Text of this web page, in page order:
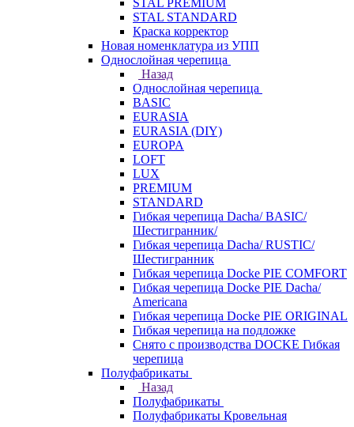
STAL PREMIUM
STAL STANDARD
Краска корректор
Новая номенклатура из УПП
Однослойная черепица
Назад
Однослойная черепица
BASIC
EURASIA
EURASIA (DIY)
EUROPA
LOFT
LUX
PREMIUM
STANDARD
Гибкая черепица Dacha/ BASIC/
Шестигранник/
Гибкая черепица Dacha/ RUSTIC/
Шестигранник
Гибкая черепица Docke PIE COMFORT
Гибкая черепица Docke PIE Dacha/
Americana
Гибкая черепица Docke PIE ОRIGINАL
Гибкая черепица на подложке
Снято с производства DOCKE Гибкая
черепица
Полуфабрикаты
Назад
Полуфабрикаты
Полуфабрикаты Кровельная